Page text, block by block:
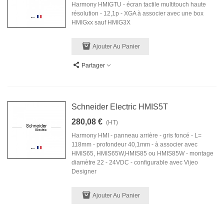
Harmony HMIGTU - écran tactile multitouch haute
résolution - 12,1p - XGA à associer avec une box
HMIGxx sauf HMIG3X
Ajouter Au Panier
Partager
Schneider Electric HMIS5T
280,08 € (HT)
Harmony HMI - panneau arrière - gris foncé - L=
118mm - profondeur 40,1mm - à associer avec
HMIS65, HMIS65W,HMIS85 ou HMIS85W - montage
diamètre 22 - 24VDC - configurable avec Vijeo
Designer
Ajouter Au Panier